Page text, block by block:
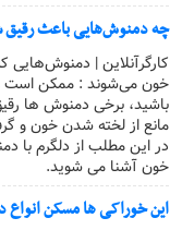
چه دمنوش‌هایی باعث
کارگرآنلاین |
خون می‌شوند : ممکن است
باشید، برخی دمنوش ها
مانع از لخته شدن خون و
در این مطلب از دلگرم با
خون آشنا می شوید.
این خوراکی ها مسکن انواع